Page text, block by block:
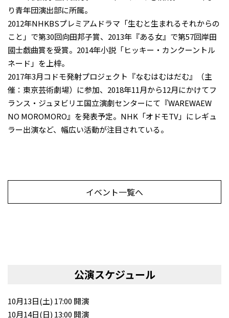
り青年団演出部に所属。
2012年NHKBSプレミアムドラマ「生むと生まれるそれからの
こと」で第30回向田邦子賞、2013年『ある女』で第57回岸田
國士戯曲賞を受賞。2014年小説「ヒッキー・カンクーントル
ネード」を上梓。
2017年3月コドモ発射プロジェクト『なむはむはだむ』（主
催：東京芸術劇場）に参加、2018年11月から12月にかけてフ
ランス・ジュヌビリエ国立演劇センターにて『WAREWAEW
NO MOROMORO』を発表予定。NHK「オドモTV」にレギュ
ラー出演など、幅広い活動が注目されている。
イベント一覧へ
公演スケジュール
10月13日(土) 17:00 開演
10月14日(日) 13:00 開演